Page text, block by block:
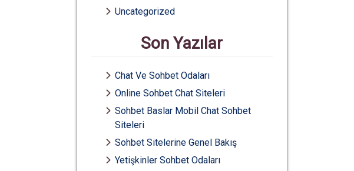
Uncategorized
Son Yazılar
Chat Ve Sohbet Odaları
Online Sohbet Chat Siteleri
Sohbet Baslar Mobil Chat Sohbet
Siteleri
Sohbet Sitelerine Genel Bakış
Yetişkinler Sohbet Odaları